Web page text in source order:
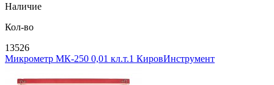
Наличие
Кол-во
13526
Микрометр МК-250 0,01 кл.т.1 КировИнструмент